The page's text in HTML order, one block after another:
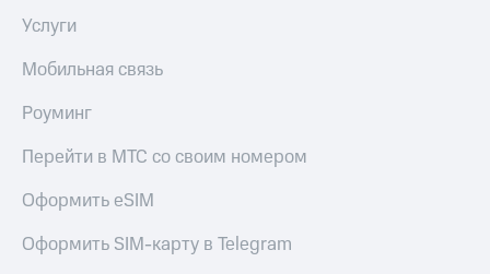
Услуги
Мобильная связь
Роуминг
Перейти в МТС со своим номером
Оформить eSIM
Оформить SIM-карту в Telegram